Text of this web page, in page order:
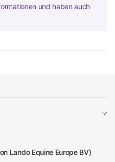
und haben auch
Lando Equine Europe BV)